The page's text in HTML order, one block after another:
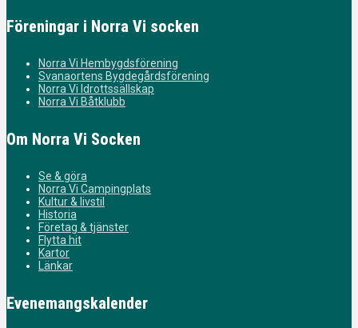
Föreningar i Norra Vi socken
Norra Vi Hembygdsförening
Svanaortens Bygdegårdsförening
Norra Vi Idrottssällskap
Norra Vi Båtklubb
Om Norra Vi Socken
Se & göra
Norra Vi Campingplats
Kultur & livstil
Historia
Företag & tjänster
Flytta hit
Kartor
Länkar
Evenemangskalender